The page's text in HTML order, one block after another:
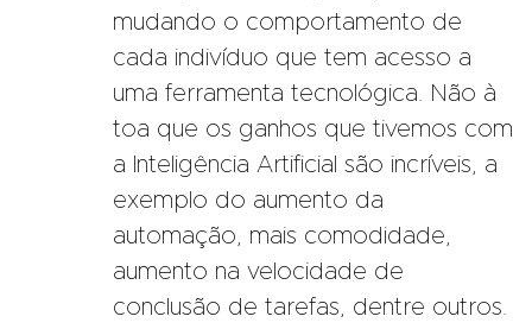
mudando o comportamento de
cada indivíduo que tem acesso a
uma ferramenta tecnológica. Não à
toa que os ganhos que tivemos com
a Inteligência Artificial são incríveis, a
exemplo do aumento da
automação, mais comodidade,
aumento na velocidade de
conclusão de tarefas, dentre outros.